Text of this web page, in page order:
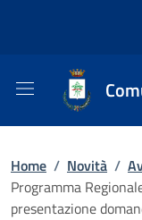
Home / Novità /
Programma
presentazione